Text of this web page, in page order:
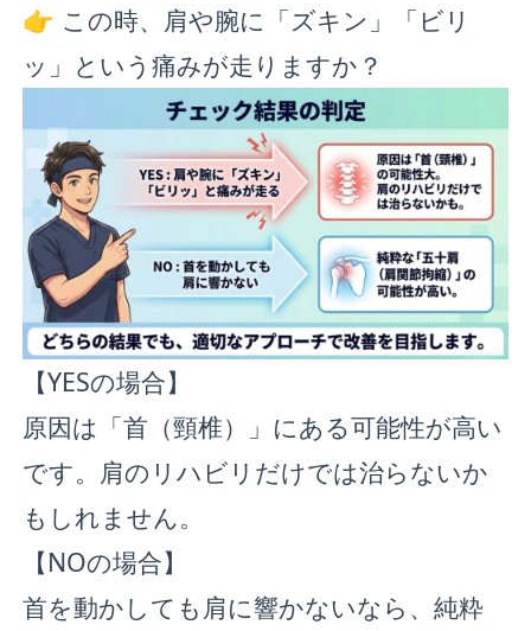
👉 この時、肩や腕に「ズキン」「ビリ
ッ」という痛みが走りますか？
【YESの場合】
原因は「首（頸椎）」にある可能性が高い
です。肩のリハビリだけでは治らないか
もしれません。
【NOの場合】
首を動かしても肩に響かないなら、純粋